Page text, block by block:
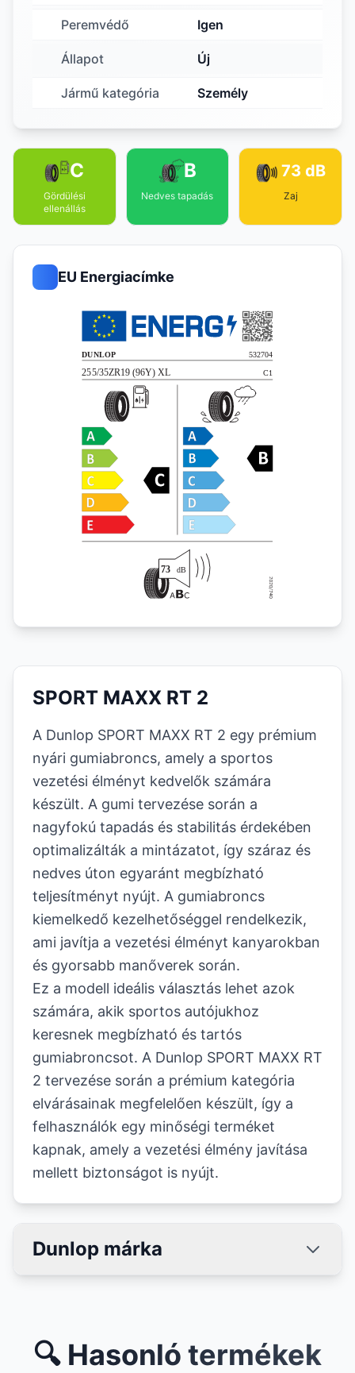
Peremvédő Igen
Állapot Új
Jármű kategória Személy
C
Gördülési
ellenállás
B
Nedves tapadás
73 dB
Zaj
EU Energiacímke
SPORT MAXX RT 2
A Dunlop SPORT MAXX RT 2 egy prémium
nyári gumiabroncs, amely a sportos
vezetési élményt kedvelők számára
készült. A gumi tervezése során a
nagyfokú tapadás és stabilitás érdekében
optimalizálták a mintázatot, így száraz és
nedves úton egyaránt megbízható
teljesítményt nyújt. A gumiabroncs
kiemelkedő kezelhetőséggel rendelkezik,
ami javítja a vezetési élményt kanyarokban
és gyorsabb manőverek során.
Ez a modell ideális választás lehet azok
számára, akik sportos autójukhoz
keresnek megbízható és tartós
gumiabroncsot. A Dunlop SPORT MAXX RT
2 tervezése során a prémium kategória
elvárásainak megfelelően készült, így a
felhasználók egy minőségi terméket
kapnak, amely a vezetési élmény javítása
mellett biztonságot is nyújt.
Dunlop márka
🔍 Hasonló termékek